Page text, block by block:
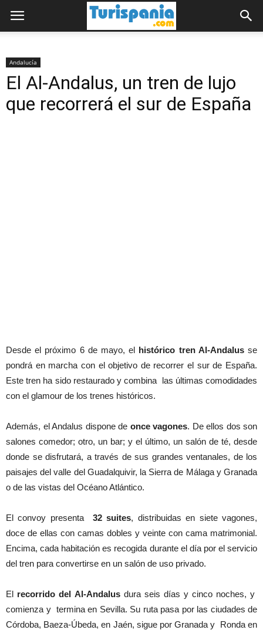
Andalucía
El Al-Andalus, un tren de lujo
que recorrerá el sur de España
Desde el próximo 6 de mayo, el histórico tren Al-Andalusse
pondrá en marcha con el objetivo de recorrer el sur de España.
Este tren ha sido restaurado y combina las últimas comodidades
con el glamour de los trenes históricos.
Además, el Andalus dispone de once vagones. De ellos dos son
salones comedor; otro, un bar; y el último, un salón de té, desde
donde se disfrutará, a través de sus grandes ventanales, de los
paisajes del valle del Guadalquivir, la Sierra de Málaga y Granada
o de las vistas del Océano Atlántico.
El convoy presenta 32 suites, distribuidas en siete vagones,
doce de ellas con camas dobles y veinte con cama matrimonial.
Encima, cada habitación es recogida durante el día por el servicio
del tren para convertirse en un salón de uso privado.
El recorrido del Al-Andalus dura seis días y cinco noches, y
comienza y termina en Sevilla. Su ruta pasa por las ciudades de
Córdoba, Baeza-Úbeda, en Jaén, sigue por Granada y Ronda en